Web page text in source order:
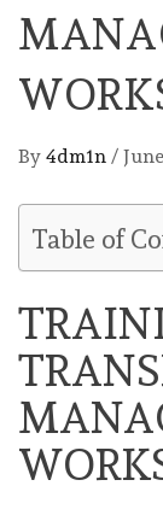
By 4dm1n /
Table of